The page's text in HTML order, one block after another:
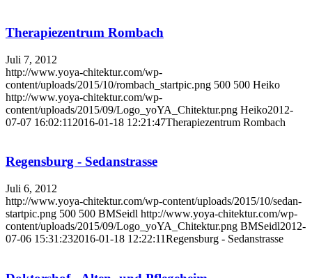
Therapiezentrum Rombach
Juli 7, 2012
http://www.yoya-chitektur.com/wp-
content/uploads/2015/10/rombach_startpic.png 500 500 Heiko
http://www.yoya-chitektur.com/wp-
content/uploads/2015/09/Logo_yoYA_Chitektur.png Heiko2012-
07-07 16:02:11 2016-01-18 12:21:47Therapiezentrum Rombach
Regensburg - Sedanstrasse
Juli 6, 2012
http://www.yoya-chitektur.com/wp-content/uploads/2015/10/sedan-
startpic.png 500 500 BMSeidl http://www.yoya-chitektur.com/wp-
content/uploads/2015/09/Logo_yoYA_Chitektur.png BMSeidl2012-
07-06 15:31:232016-01-18 12:22:11Regensburg - Sedanstrasse